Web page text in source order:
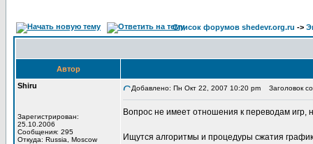
Список форумов shedevr.org.ru ->
Автор
Shiru
Зарегистрирован:
25.10.2006
Сообщения: 295
Откуда: Russia, Moscow
Добавлено: Пн Окт 22, 2007 10:20 pm Заголовок
Вопрос не имеет отношения к переводам игр,
Ищутся алгоритмы и процедуры сжатия